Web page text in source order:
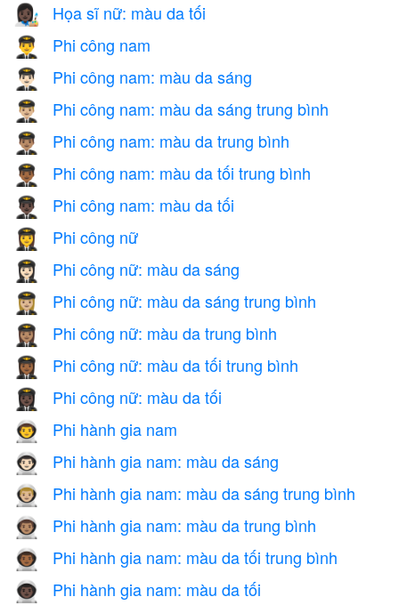
👩🏿‍🎨 Họa sĩ nữ: màu da tối
👨‍✈️ Phi công nam
👨🏻‍✈️ Phi công nam: màu da sáng
👨🏼‍✈️ Phi công nam: màu da sáng trung bình
👨🏽‍✈️ Phi công nam: màu da trung bình
👨🏾‍✈️ Phi công nam: màu da tối trung bình
👨🏿‍✈️ Phi công nam: màu da tối
👩‍✈️ Phi công nữ
👩🏻‍✈️ Phi công nữ: màu da sáng
👩🏼‍✈️ Phi công nữ: màu da sáng trung bình
👩🏽‍✈️ Phi công nữ: màu da trung bình
👩🏾‍✈️ Phi công nữ: màu da tối trung bình
👩🏿‍✈️ Phi công nữ: màu da tối
👨‍🚀 Phi hành gia nam
👨🏻‍🚀 Phi hành gia nam: màu da sáng
👨🏼‍🚀 Phi hành gia nam: màu da sáng trung bình
👨🏽‍🚀 Phi hành gia nam: màu da trung bình
👨🏾‍🚀 Phi hành gia nam: màu da tối trung bình
👨🏿‍🚀 Phi hành gia nam: màu da tối